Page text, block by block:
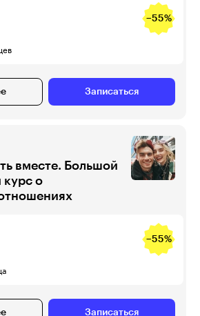
−55%
Записаться
вместе. Большой
курс о
−55%
Записаться